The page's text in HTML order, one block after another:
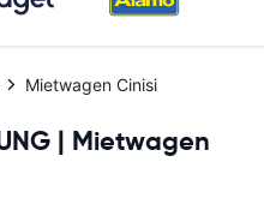
Mietwagen Cinisi
| Mietwagen